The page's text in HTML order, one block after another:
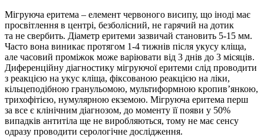
Мігруюча еритема – елемент червоного висипу, що іноді має
просвітлення в центрі, безболісний, не гарячий на дотик
та не свербить. Діаметр еритеми зазвичай становить 5-15 мм.
Часто вона виникає протягом 1-4 тижнів після укусу кліща,
але часовий проміжок може варіювати від 3 днів до 3 місяців.
Диференційну діагностику мігруючої еритеми слід проводити
з реакцією на укус кліща, фіксованою реакцією на ліки,
кільцеподібною гранульомою, мультиформною кропив’янкою,
трихофітією, нумулярною екземою. Мігруюча еритема перш
за все є клінічним діагнозом, до моменту її появи у 50%
випадків антитіла ще не виробляються, тому не має сенсу
одразу проводити серологічне дослідження.